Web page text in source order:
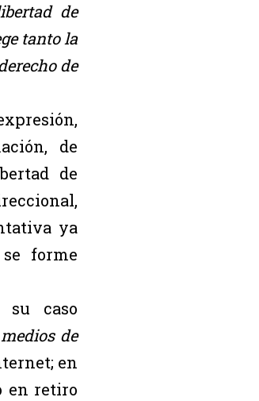
de
tanto la
de
de
de
ya
forme
su caso
de
en
en retiro